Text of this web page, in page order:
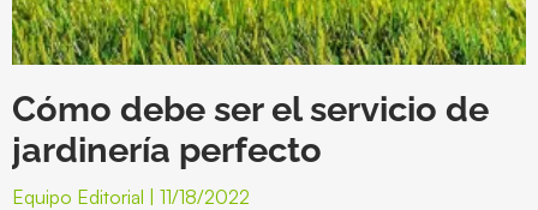
Cómo debe ser el servicio de
jardinería perfecto
Equipo Editorial 11/18/2022